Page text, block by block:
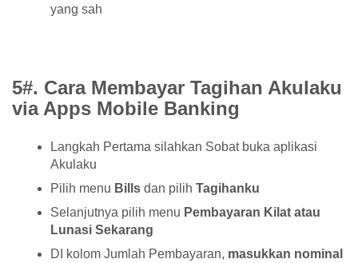
yang sah
5#. Cara Membayar Tagihan Akulaku
via Apps Mobile Banking
Langkah Pertama silahkan Sobat buka aplikasi
Akulaku
Pilih menu Bills dan pilih Tagihanku
Selanjutnya pilih menu Pembayaran Kilat atau
Lunasi Sekarang
DI kolom Jumlah Pembayaran, masukkan nominal